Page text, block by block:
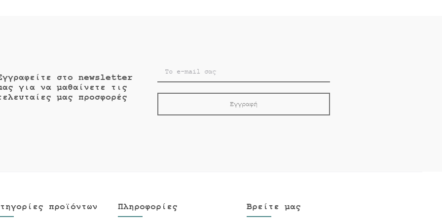
στο newsletter
για να μαθαίνετε τις
μας προσφορές
προϊόντων Πληροφορίες Βρείτε μας